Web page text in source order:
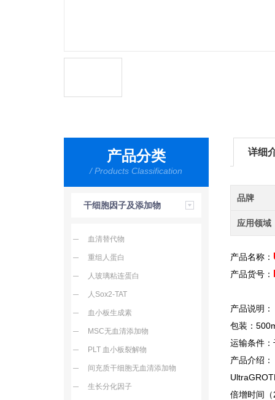
产品分类
/ Products Classification
干细胞因子及添加物
血清替代物
重组人蛋白
人玻璃粘连蛋白
人Sox2-TAT
血小板生成素
MSC无血清添加物
PLT 血小板裂解物
间充质干细胞无血清添加物
生长分化因子
详细
品牌
应用领域
产品名称：
产品货号：
产品说明：
包装：
运输条件：
产品介绍：
倍增时间